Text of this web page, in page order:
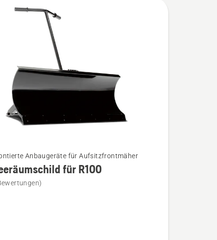
Anbaugeräte für Aufsitzfrontmäher
für R100